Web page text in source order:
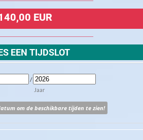
EUR
EEN TIJDSLOT
/
Jaar
om de beschikbare tijden te zien!